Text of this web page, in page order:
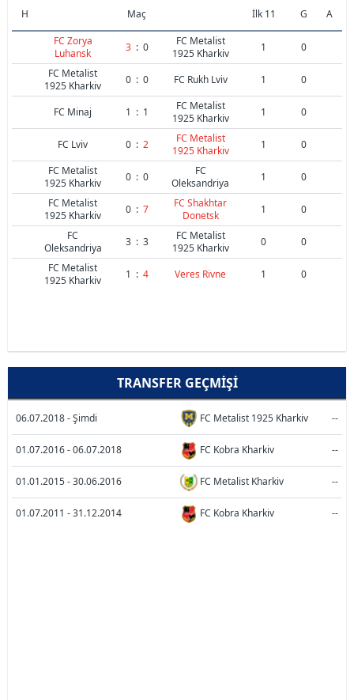
H Maç İlk 11 G
A
FC Zorya
Luhansk
3 : 0
FC Metalist
1925 Kharkiv
1
0
FC Metalist
1925 Kharkiv
0 : 0 FC Rukh Lviv 1 0
FC Minaj 1 : 1
FC Metalist
1925 Kharkiv
1 0
FC Lviv 0 : 2
FC Metalist
1925 Kharkiv
1
0
FC Metalist
1925 Kharkiv
0 : 0
FC
Oleksandriya
1
0
FC Metalist
1925 Kharkiv
0 : 7
FC Shakhtar
Donetsk
1
0
FC
Oleksandriya
3 : 3
FC Metalist
1925 Kharkiv
0
0
FC Metalist
1925 Kharkiv
1 : 4 Veres Rivne 1 0
TRANSFER GEÇMIŞI
06.07.2018 - Şimdi FC Metalist 1925 Kharkiv --
01.07.2016 - 06.07.2018 FC Kobra Kharkiv --
01.01.2015 - 30.06.2016 FC Metalist Kharkiv --
01.07.2011 - 31.12.2014 FC Kobra Kharkiv --